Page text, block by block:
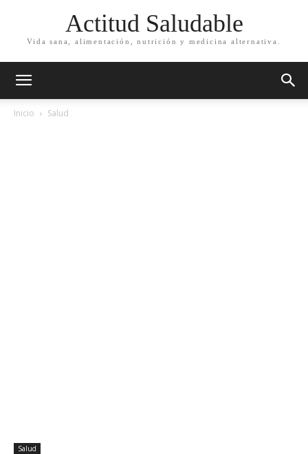
Actitud Saludable
Vida sana, alimentación, nutrición y medicina alternativa.
Inicio Salud
Salud